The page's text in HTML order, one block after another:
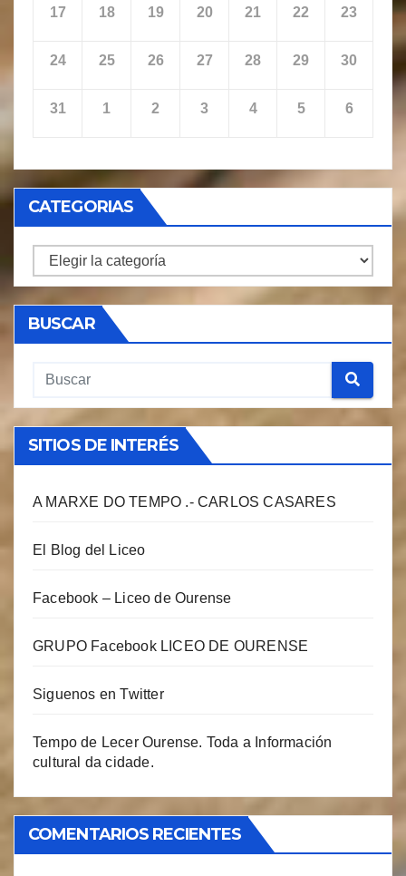
17 18 19 20 21 22 23
24 25 26 27 28 29 30
31 1 2 3 4 5 6
CATEGORIAS
CATEGORIAS
BUSCAR
SITIOS DE INTERÉS
A MARXE DO TEMPO .- CARLOS CASARES
El Blog del Liceo
Facebook – Liceo de Ourense
GRUPO Facebook LICEO DE OURENSE
Siguenos en Twitter
Tempo de Lecer Ourense. Toda a Información
cultural da cidade.
COMENTARIOS RECIENTES